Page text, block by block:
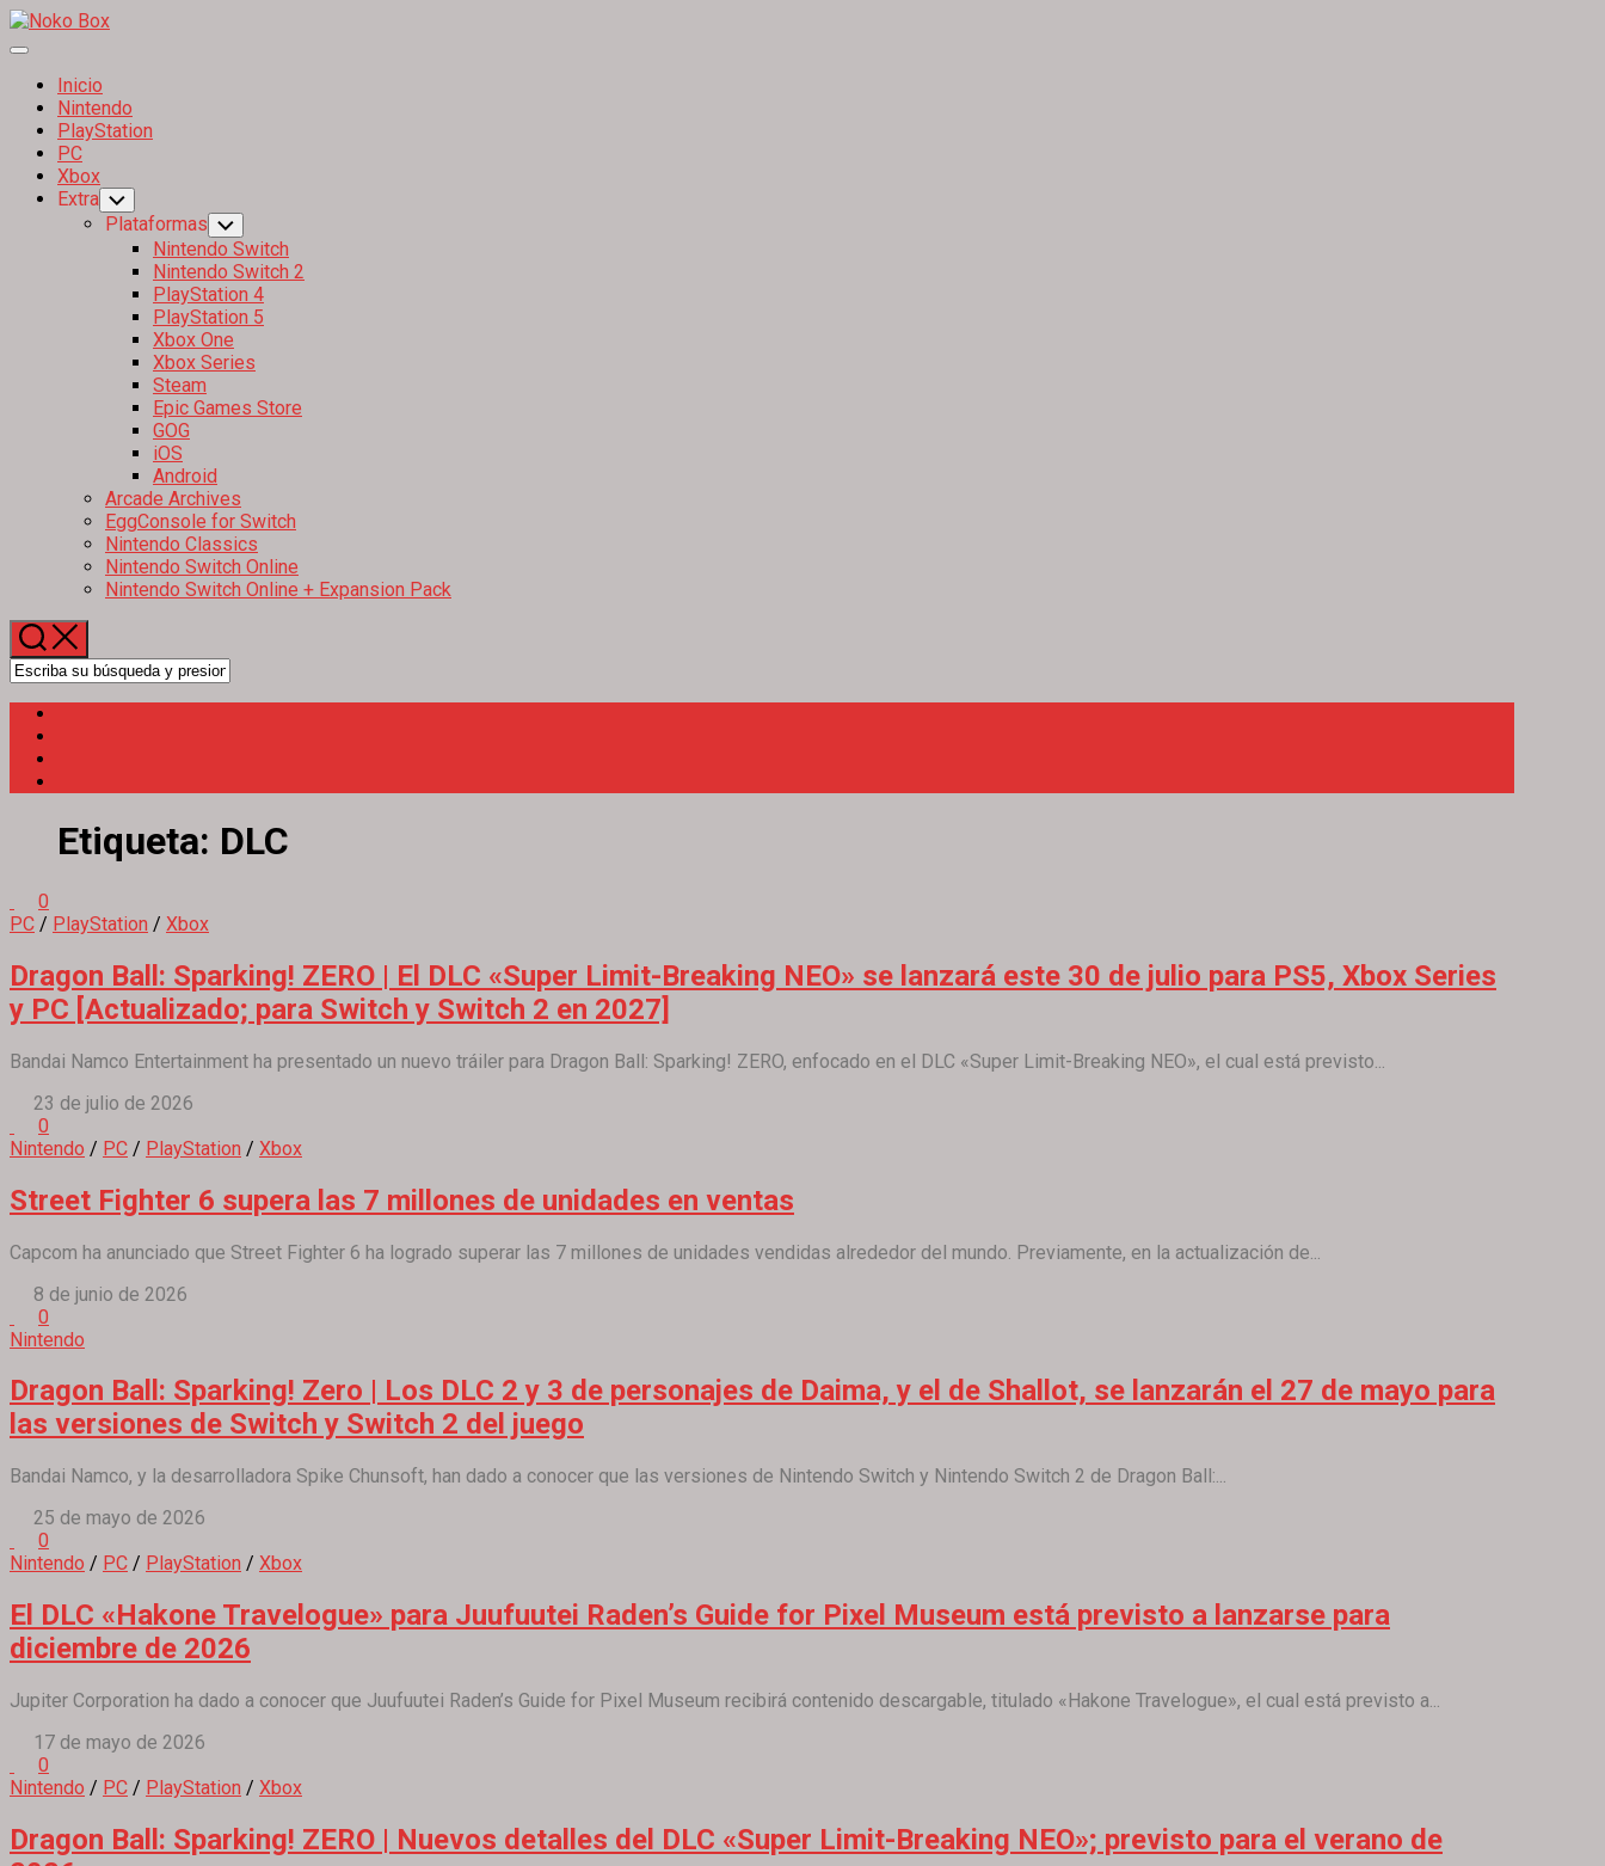
Skip
to
Expand
Inicio
Nintendo
PlayStation
PC
Xbox
Extra Toggle
Child
Menu
Plataformas Toggle
Child
Menu
Nintendo Switch
Nintendo Switch 2
PlayStation 4
PlayStation 5
Xbox One
Xbox Series
Steam
Epic Games Store
GOG
iOS
Android
Arcade Archives
EggConsole for Switch
Nintendo Classics
Nintendo Switch Online
Nintendo Switch Online + Expansion Pack
Etiqueta: DLC
0
PC / PlayStation / Xbox
Dragon Ball: Sparking! ZERO | El DLC «Super Limit-Breaking NEO» se lanzará este 30 de julio para PS5, Xbox Series
y PC [Actualizado; para Switch y Switch 2 en 2027]
Bandai Namco Entertainment ha presentado un nuevo tráiler para Dragon Ball: Sparking! ZERO, enfocado en el DLC «Super Limit-Breaking NEO», el cual está previsto...
23 de julio de 2026
0
Nintendo / PC / PlayStation / Xbox
Street Fighter 6 supera las 7 millones de unidades en ventas
Capcom ha anunciado que Street Fighter 6 ha logrado superar las 7 millones de unidades vendidas alrededor del mundo. Previamente, en la actualización de...
8 de junio de 2026
0
Nintendo
Dragon Ball: Sparking! Zero | Los DLC 2 y 3 de personajes de Daima, y el de Shallot, se lanzarán el 27 de mayo para
las versiones de Switch y Switch 2 del juego
Bandai Namco, y la desarrolladora Spike Chunsoft, han dado a conocer que las versiones de Nintendo Switch y Nintendo Switch 2 de Dragon Ball:...
25 de mayo de 2026
0
Nintendo / PC / PlayStation / Xbox
El DLC «Hakone Travelogue» para Juufuutei Raden’s Guide for Pixel Museum está previsto a lanzarse para
diciembre de 2026
Jupiter Corporation ha dado a conocer que Juufuutei Raden’s Guide for Pixel Museum recibirá contenido descargable, titulado «Hakone Travelogue», el cual está previsto a...
17 de mayo de 2026
0
Nintendo / PC / PlayStation / Xbox
Dragon Ball: Sparking! ZERO | Nuevos detalles del DLC «Super Limit-Breaking NEO»; previsto para el verano de